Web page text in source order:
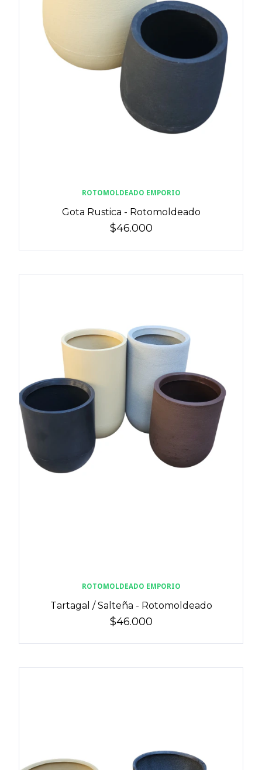
ROTOMOLDEADO EMPORIO
Gota Rustica - Rotomoldeado
$46.000
ROTOMOLDEADO EMPORIO
Tartagal / Salteña - Rotomoldeado
$46.000